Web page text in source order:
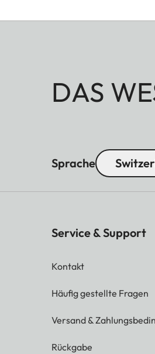
DAS
Sprache
Service & Support
Kontakt
Häufig gestellte Fragen
Versand &
Rückgabe